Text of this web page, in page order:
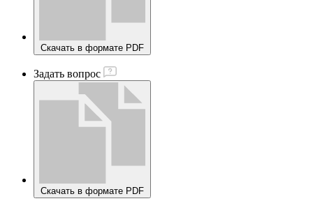
Скачать в формате PDF
Задать вопрос
Скачать в формате PDF